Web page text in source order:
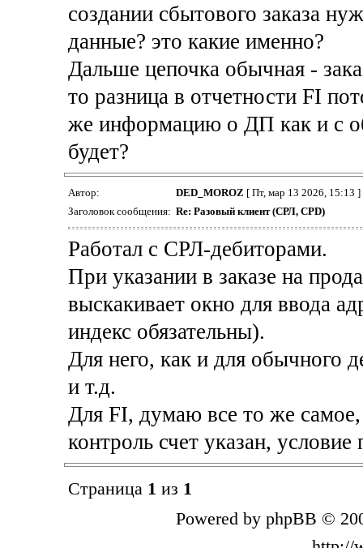
создании сбытового заказа
данные? это какие именно?
Дальше цепочка обычная -
то разница в отчетности FI
же информацию о ДП как и с
будет?
Автор: DED_MOROZ [ Пт, мар 13 2026, 15:13 ]
Заголовок сообщения: Re: Разовый клиент (СРЛ, CPD)
Работал с CРЛ-дебиторами.
При указании в заказе на
выскакивает окно для ввода
индекс обязательны).
Для него, как и для обычного
и т.д.
Для FI, думаю все то же
контроль счет указан, условие
Страница 1 из 1
Powered by phpBB ©